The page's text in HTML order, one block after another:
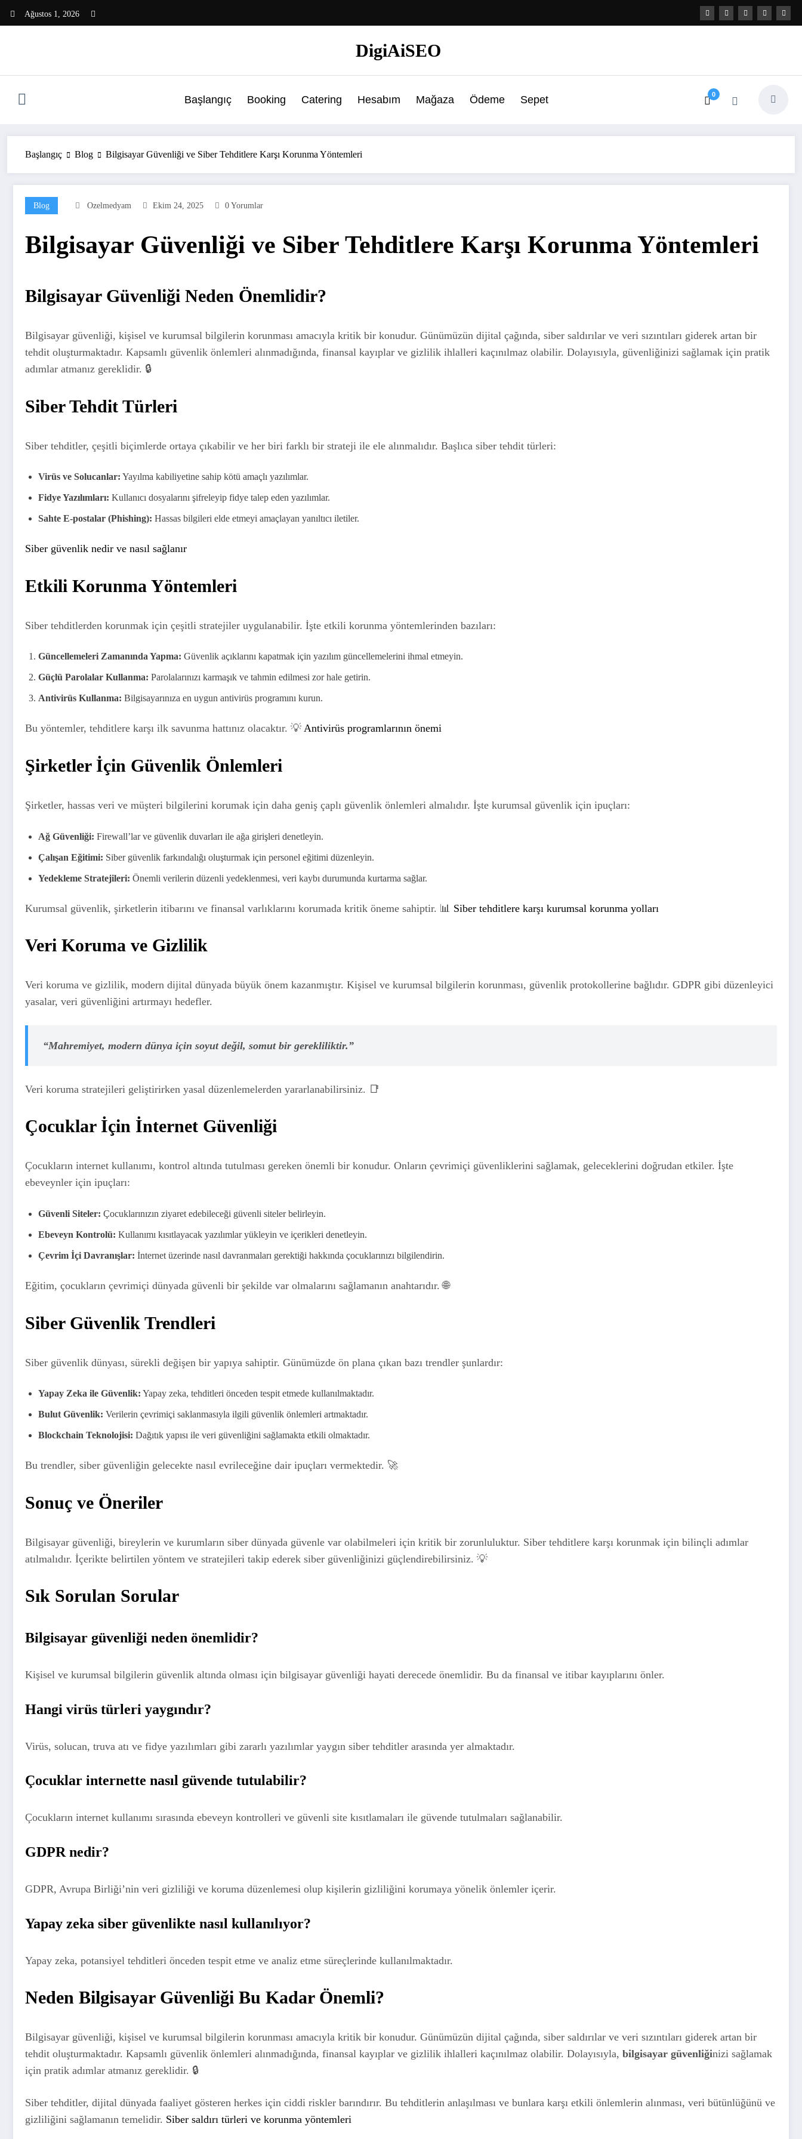
Ağustos 1, 2026
DigiAiSEO
Başlangıç Booking Catering Hesabım Mağaza Ödeme Sepet 0
Başlangıç Blog Bilgisayar Güvenliği ve Siber Tehditlere Karşı Korunma Yöntemleri
Blog Ozelmedyam Ekim 24, 2025 0 Yorumlar
Bilgisayar Güvenliği ve Siber Tehditlere Karşı Korunma Yöntemleri
Bilgisayar Güvenliği Neden Önemlidir?
Bilgisayar güvenliği, kişisel ve kurumsal bilgilerin korunması amacıyla kritik bir konudur. Günümüzün dijital çağında, siber saldırılar ve veri sızıntıları giderek artan bir
tehdit oluşturmaktadır. Kapsamlı güvenlik önlemleri alınmadığında, finansal kayıplar ve gizlilik ihlalleri kaçınılmaz olabilir. Dolayısıyla, güvenliğinizi sağlamak için pratik
adımlar atmanız gereklidir. 🔒
Siber Tehdit Türleri
Siber tehditler, çeşitli biçimlerde ortaya çıkabilir ve her biri farklı bir strateji ile ele alınmalıdır. Başlıca siber tehdit türleri:
Virüs ve Solucanlar: Yayılma kabiliyetine sahip kötü amaçlı yazılımlar.
Fidye Yazılımları: Kullanıcı dosyalarını şifreleyip fidye talep eden yazılımlar.
Sahte E-postalar (Phishing): Hassas bilgileri elde etmeyi amaçlayan yanıltıcı iletiler.
Siber güvenlik nedir ve nasıl sağlanır
Etkili Korunma Yöntemleri
Siber tehditlerden korunmak için çeşitli stratejiler uygulanabilir. İşte etkili korunma yöntemlerinden bazıları:
Güncellemeleri Zamanında Yapma: Güvenlik açıklarını kapatmak için yazılım güncellemelerini ihmal etmeyin.
Güçlü Parolalar Kullanma: Parolalarınızı karmaşık ve tahmin edilmesi zor hale getirin.
Antivirüs Kullanma: Bilgisayarınıza en uygun antivirüs programını kurun.
Bu yöntemler, tehditlere karşı ilk savunma hattınız olacaktır. 💡 Antivirüs programlarının önemi
Şirketler İçin Güvenlik Önlemleri
Şirketler, hassas veri ve müşteri bilgilerini korumak için daha geniş çaplı güvenlik önlemleri almalıdır. İşte kurumsal güvenlik için ipuçları:
Ağ Güvenliği: Firewall’lar ve güvenlik duvarları ile ağa girişleri denetleyin.
Çalışan Eğitimi: Siber güvenlik farkındalığı oluşturmak için personel eğitimi düzenleyin.
Yedekleme Stratejileri: Önemli verilerin düzenli yedeklenmesi, veri kaybı durumunda kurtarma sağlar.
Kurumsal güvenlik, şirketlerin itibarını ve finansal varlıklarını korumada kritik öneme sahiptir. 📊 Siber tehditlere karşı kurumsal korunma yolları
Veri Koruma ve Gizlilik
Veri koruma ve gizlilik, modern dijital dünyada büyük önem kazanmıştır. Kişisel ve kurumsal bilgilerin korunması, güvenlik protokollerine bağlıdır. GDPR gibi düzenleyici
yasalar, veri güvenliğini artırmayı hedefler.
“Mahremiyet, modern dünya için soyut değil, somut bir gerekliliktir.”
Veri koruma stratejileri geliştirirken yasal düzenlemelerden yararlanabilirsiniz. 📑
Çocuklar İçin İnternet Güvenliği
Çocukların internet kullanımı, kontrol altında tutulması gereken önemli bir konudur. Onların çevrimiçi güvenliklerini sağlamak, geleceklerini doğrudan etkiler. İşte
ebeveynler için ipuçları:
Güvenli Siteler: Çocuklarınızın ziyaret edebileceği güvenli siteler belirleyin.
Ebeveyn Kontrolü: Kullanımı kısıtlayacak yazılımlar yükleyin ve içerikleri denetleyin.
Çevrim İçi Davranışlar: İnternet üzerinde nasıl davranmaları gerektiği hakkında çocuklarınızı bilgilendirin.
Eğitim, çocukların çevrimiçi dünyada güvenli bir şekilde var olmalarını sağlamanın anahtarıdır. 🌐
Siber Güvenlik Trendleri
Siber güvenlik dünyası, sürekli değişen bir yapıya sahiptir. Günümüzde ön plana çıkan bazı trendler şunlardır:
Yapay Zeka ile Güvenlik: Yapay zeka, tehditleri önceden tespit etmede kullanılmaktadır.
Bulut Güvenlik: Verilerin çevrimiçi saklanmasıyla ilgili güvenlik önlemleri artmaktadır.
Blockchain Teknolojisi: Dağıtık yapısı ile veri güvenliğini sağlamakta etkili olmaktadır.
Bu trendler, siber güvenliğin gelecekte nasıl evrileceğine dair ipuçları vermektedir. 🚀
Sonuç ve Öneriler
Bilgisayar güvenliği, bireylerin ve kurumların siber dünyada güvenle var olabilmeleri için kritik bir zorunluluktur. Siber tehditlere karşı korunmak için bilinçli adımlar
atılmalıdır. İçerikte belirtilen yöntem ve stratejileri takip ederek siber güvenliğinizi güçlendirebilirsiniz. 💡
Sık Sorulan Sorular
Bilgisayar güvenliği neden önemlidir?
Kişisel ve kurumsal bilgilerin güvenlik altında olması için bilgisayar güvenliği hayati derecede önemlidir. Bu da finansal ve itibar kayıplarını önler.
Hangi virüs türleri yaygındır?
Virüs, solucan, truva atı ve fidye yazılımları gibi zararlı yazılımlar yaygın siber tehditler arasında yer almaktadır.
Çocuklar internette nasıl güvende tutulabilir?
Çocukların internet kullanımı sırasında ebeveyn kontrolleri ve güvenli site kısıtlamaları ile güvende tutulmaları sağlanabilir.
GDPR nedir?
GDPR, Avrupa Birliği’nin veri gizliliği ve koruma düzenlemesi olup kişilerin gizliliğini korumaya yönelik önlemler içerir.
Yapay zeka siber güvenlikte nasıl kullanılıyor?
Yapay zeka, potansiyel tehditleri önceden tespit etme ve analiz etme süreçlerinde kullanılmaktadır.
Neden Bilgisayar Güvenliği Bu Kadar Önemli?
Bilgisayar güvenliği, kişisel ve kurumsal bilgilerin korunması amacıyla kritik bir konudur. Günümüzün dijital çağında, siber saldırılar ve veri sızıntıları giderek artan bir
tehdit oluşturmaktadır. Kapsamlı güvenlik önlemleri alınmadığında, finansal kayıplar ve gizlilik ihlalleri kaçınılmaz olabilir. Dolayısıyla, bilgisayar güvenliğinizi sağlamak
için pratik adımlar atmanız gereklidir. 🔒
Siber tehditler, dijital dünyada faaliyet gösteren herkes için ciddi riskler barındırır. Bu tehditlerin anlaşılması ve bunlara karşı etkili önlemlerin alınması, veri bütünlüğünü ve
gizliliğini sağlamanın temelidir. Siber saldırı türleri ve korunma yöntemleri